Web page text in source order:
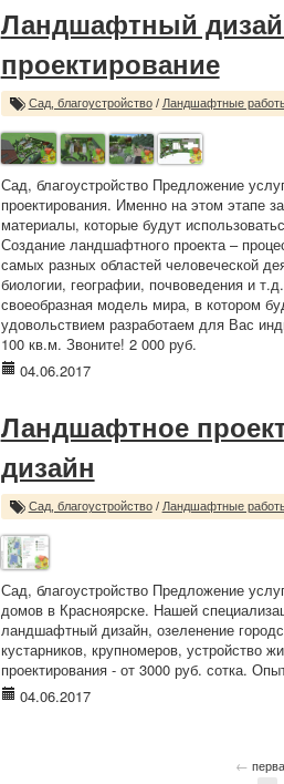
Ландшафтный
проектирование
Сад, благоустройство/ Ландшафтные
Сад, благоустройство Предложение
проектирования. Именно на этом этапе
материалы, которые будут
Создание ландшафтного проекта –
самых разных областей человеческой
биологии, географии, почвоведения и
своеобразная модель мира, в котором
удовольствием разработаем для Вас
100 кв.м. Звоните! 2 000 руб.
04.06.2017
Ландшафтное
дизайн
Сад, благоустройство/ Ландшафтные
Сад, благоустройство Предложение
домов в Красноярске. Нашей
ландшафтный дизайн, озеленение
кустарников, крупномеров, устройство
проектирования - от 3000 руб. сотка.
04.06.2017
←